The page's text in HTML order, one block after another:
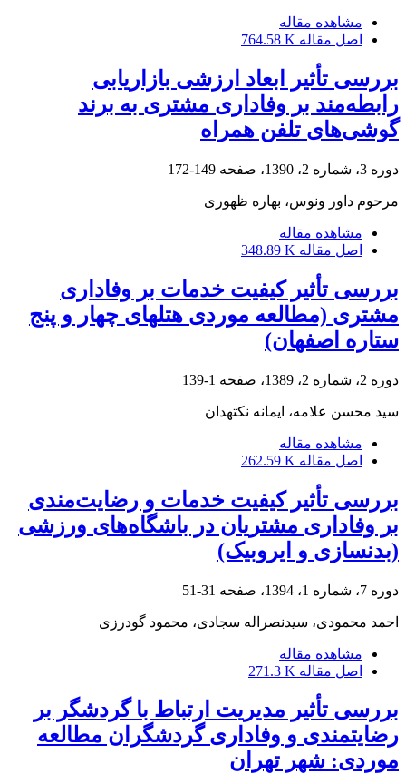
مشاهده مقاله
اصل مقاله 764.58 K
بررسی تأثیر ابعاد ارزشی بازاریابی
رابطه‌مند بر وفاداری مشتری به برند
گوشی‌های تلفن همراه
دوره 3، شماره 2، 1390، صفحه 149-172
مرحوم داور ونوس، بهاره ظهوری
مشاهده مقاله
اصل مقاله 348.89 K
بررسی تأثیر کیفیت خدمات بر وفاداری
مشتری (مطالعه موردی هتل‎های چهار و پنج
ستاره اصفهان)
دوره 2، شماره 2، 1389، صفحه 1-139
سید محسن علامه، ایمانه نکته‎دان
مشاهده مقاله
اصل مقاله 262.59 K
بررسی تأثیر کیفیت خدمات و رضایت‌مندی
بر وفاداری مشتریان در باشگاه‌های ورزشی
(بدنسازی و ایروبیک)
دوره 7، شماره 1، 1394، صفحه 31-51
احمد محمودی، سیدنصراله سجادی، محمود گودرزی
مشاهده مقاله
اصل مقاله 271.3 K
بررسی تأثیر مدیریت ارتباط با گردشگر بر
رضایتمندی و وفاداری گردشگران مطالعه
موردی: شهر تهران